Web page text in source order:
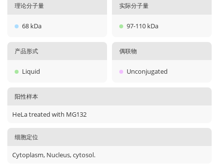
理论分子量
68 kDa
实际分子量
97-110 kDa
产品形式
Liquid
偶联物
Unconjugated
阳性样本
HeLa treated with MG132
细胞定位
Cytoplasm, Nucleus, cytosol.